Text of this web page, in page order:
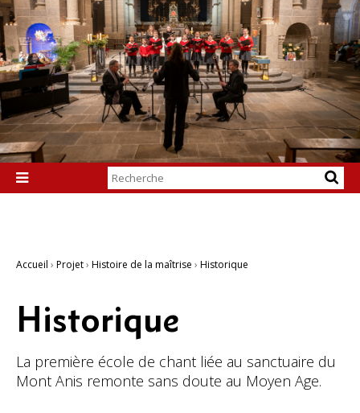

Chercher par
Recherche
Accueil › Projet› Histoire de la maîtrise › Historique
Historique
La première école de chant liée au sanctuaire du
Mont Anis remonte sans doute au Moyen Age.